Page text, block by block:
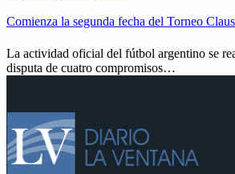
Comienza la segunda fecha del Torneo
La actividad oficial del fútbol argentino se
disputa de cuatro compromisos…